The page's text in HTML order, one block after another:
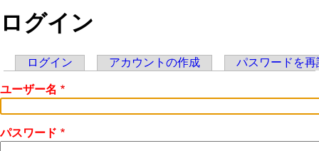
ログイン
Primary
tabs
ログイン アカウントの作成 パスワードを再
ユーザー名
パスワード